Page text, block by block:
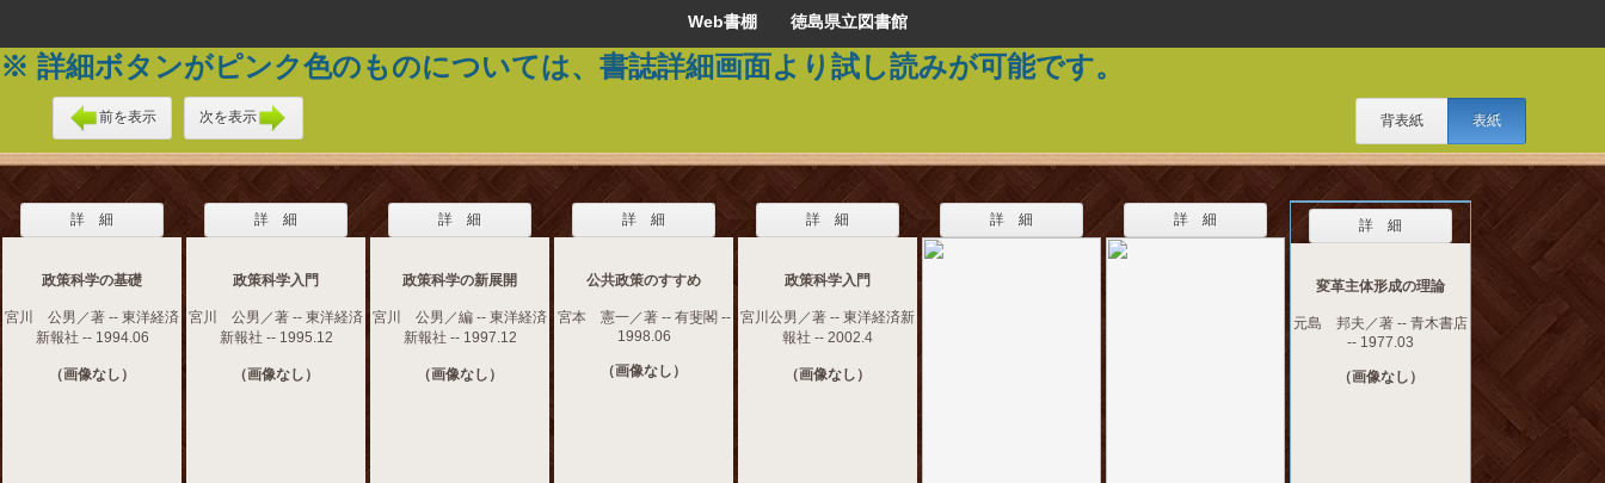
Web書棚 徳島県立図書館
※ 詳細ボタンがピンク色のものについては、書誌詳細画面より試し読みが可能です。
前を表示 次を表示 背表紙 表紙
詳 細
政策科学の基礎
宮川 公男／著 -- 東洋経済
新報社 -- 1994.06
（画像なし）
詳 細
政策科学入門
宮川 公男／著 -- 東洋経済
新報社 -- 1995.12
（画像なし）
詳 細
政策科学の新展開
宮川 公男／編 -- 東洋経済
新報社 -- 1997.12
（画像なし）
詳 細
公共政策のすすめ
宮本 憲一／著 -- 有斐閣 --
1998.06
（画像なし）
詳 細
政策科学入門
宮川公男／著 -- 東洋経済新
報社 -- 2002.4
（画像なし）
詳 細 詳 細 詳 細
変革主体形成の理論
元島 邦夫／著 -- 青木書店
-- 1977.03
（画像なし）